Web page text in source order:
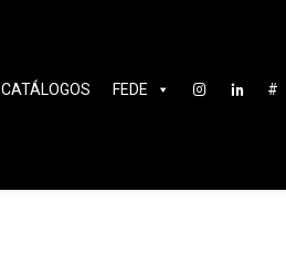
CATÁLOGOS FEDE #